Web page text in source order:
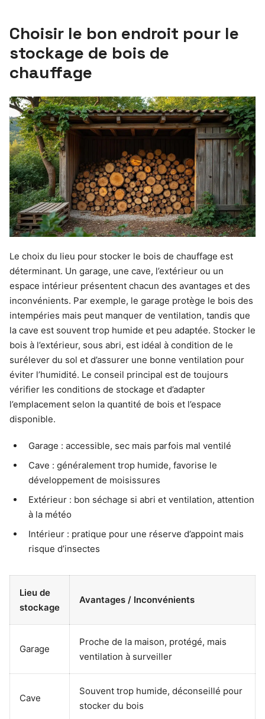
Choisir le bon endroit pour le
stockage de bois de
chauffage
Le choix du lieu pour stocker le bois de chauffage est
déterminant. Un garage, une cave, l’extérieur ou un
espace intérieur présentent chacun des avantages et des
inconvénients. Par exemple, le garage protège le bois des
intempéries mais peut manquer de ventilation, tandis que
la cave est souvent trop humide et peu adaptée. Stocker le
bois à l’extérieur, sous abri, est idéal à condition de le
surélever du sol et d’assurer une bonne ventilation pour
éviter l’humidité. Le conseil principal est de toujours
vérifier les conditions de stockage et d’adapter
l’emplacement selon la quantité de bois et l’espace
disponible.
Garage : accessible, sec mais parfois mal ventilé
Cave : généralement trop humide, favorise le
développement de moisissures
Extérieur : bon séchage si abri et ventilation, attention
à la météo
Intérieur : pratique pour une réserve d’appoint mais
risque d’insectes
Lieu de
stockage
Avantages / Inconvénients
Garage
Proche de la maison, protégé, mais
ventilation à surveiller
Cave
Souvent trop humide, déconseillé pour
stocker du bois